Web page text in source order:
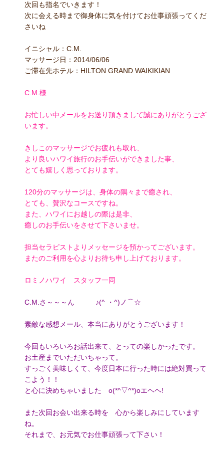
次回も指名でいきます！
次に会える時まで御身体に気を付けてお仕事頑張ってくだ
さいね
イニシャル：C.M.
マッサージ日：2014/06/06
ご滞在先ホテル：HILTON GRAND WAIKIKIAN
C.M.様
お忙しい中メールをお送り頂きまして誠にありがとうござ
います。
きしこのマッサージでお疲れも取れ、
より良いハワイ旅行のお手伝いができました事、
とても嬉しく思っております。
120分のマッサージは、身体の隅々まで癒され、
とても、贅沢なコースですね。
また、ハワイにお越しの際は是非、
癒しのお手伝いをさせて下さいませ。
担当セラピストよりメッセージを預かってございます。
またのご利用を心よりお待ち申し上げております。
ロミノハワイ スタッフ一同
C.M.さ～～～ん ♪(^ ・^)ノ⌒☆
素敵な感想メール、本当にありがとうございます！
今回もいろいろお話出来て、とっての楽しかったです。
お土産までいただいちゃって。
すっごく美味しくて、今度日本に行った時には絶対買って
こよう！！
と心に決めちゃいました o(*^▽^*)oエヘヘ!
また次回お会い出来る時を 心から楽しみにしています
ね。
それまで、お元気でお仕事頑張って下さい！